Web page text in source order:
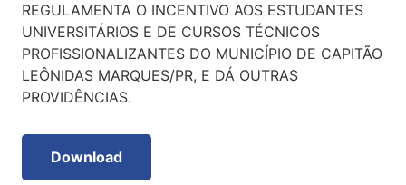
REGULAMENTA O INCENTIVO AOS ESTUDANTES
UNIVERSITÁRIOS E DE CURSOS TÉCNICOS
PROFISSIONALIZANTES DO MUNICÍPIO DE CAPITÃO
LEÔNIDAS MARQUES/PR, E DÁ OUTRAS
PROVIDÊNCIAS.
Download